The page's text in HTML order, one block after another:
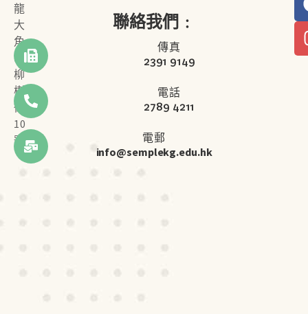
龍
大
角
咀
柳
樹
街
10
號
聯絡我們﹕
傳真
2391 9149
電話
2789 4211
電郵
info@semplekg.edu.hk